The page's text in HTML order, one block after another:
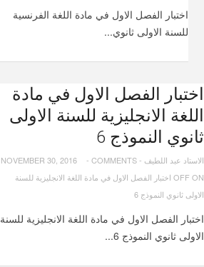
اختبار الفصل الاول في مادة اللغة الفرنسية
للسنة الاولى ثانوي...
اختبار الفصل الاول في مادة
اللغة الانجليزية للسنة الاولى
ثانوي النموذج 6
الاستاد عبد اللطيف -
NOVEMBER 30, 2016 - COMMENTS
OFF ON اختبار الفصل الاول في مادة اللغة الانجليزية للسنة
الاولى ثانوي النموذج 6
اختبار الفصل الاول في مادة اللغة الانجليزية للسنة
الاولى ثانوي النموذج 6...